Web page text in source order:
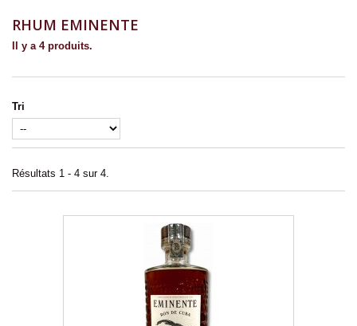
RHUM EMINENTE
Il y a 4 produits.
Tri
Résultats 1 - 4 sur 4.